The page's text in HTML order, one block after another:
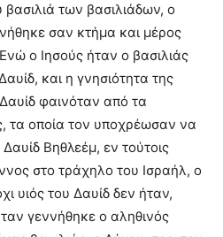
των βασιλιάδων, ο
σαν κτήμα και μέρος
ο Ιησούς ήταν ο βασιλιάς
και η γνησιότητα της
φαινόταν από τα
τα οποία τον υποχρέωσαν να
Βηθλεέμ, εν τούτοις
στο τράχηλο του Ισραήλ, ο
υιός του Δαυίδ δεν ήταν,
γεννήθηκε ο αληθινός